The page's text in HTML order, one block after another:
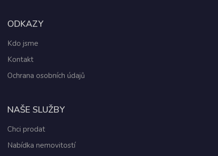
ODKAZY
Kdo jsme
Kontakt
Ochrana osobních údajů
NAŠE SLUŽBY
Chci prodat
Nabídka nemovitostí